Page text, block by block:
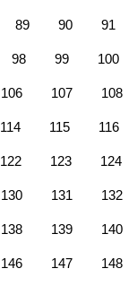
89 90 91
98 99 100
106 107 108
114 115 116
122 123 124
130 131 132
138 139 140
146 147 148